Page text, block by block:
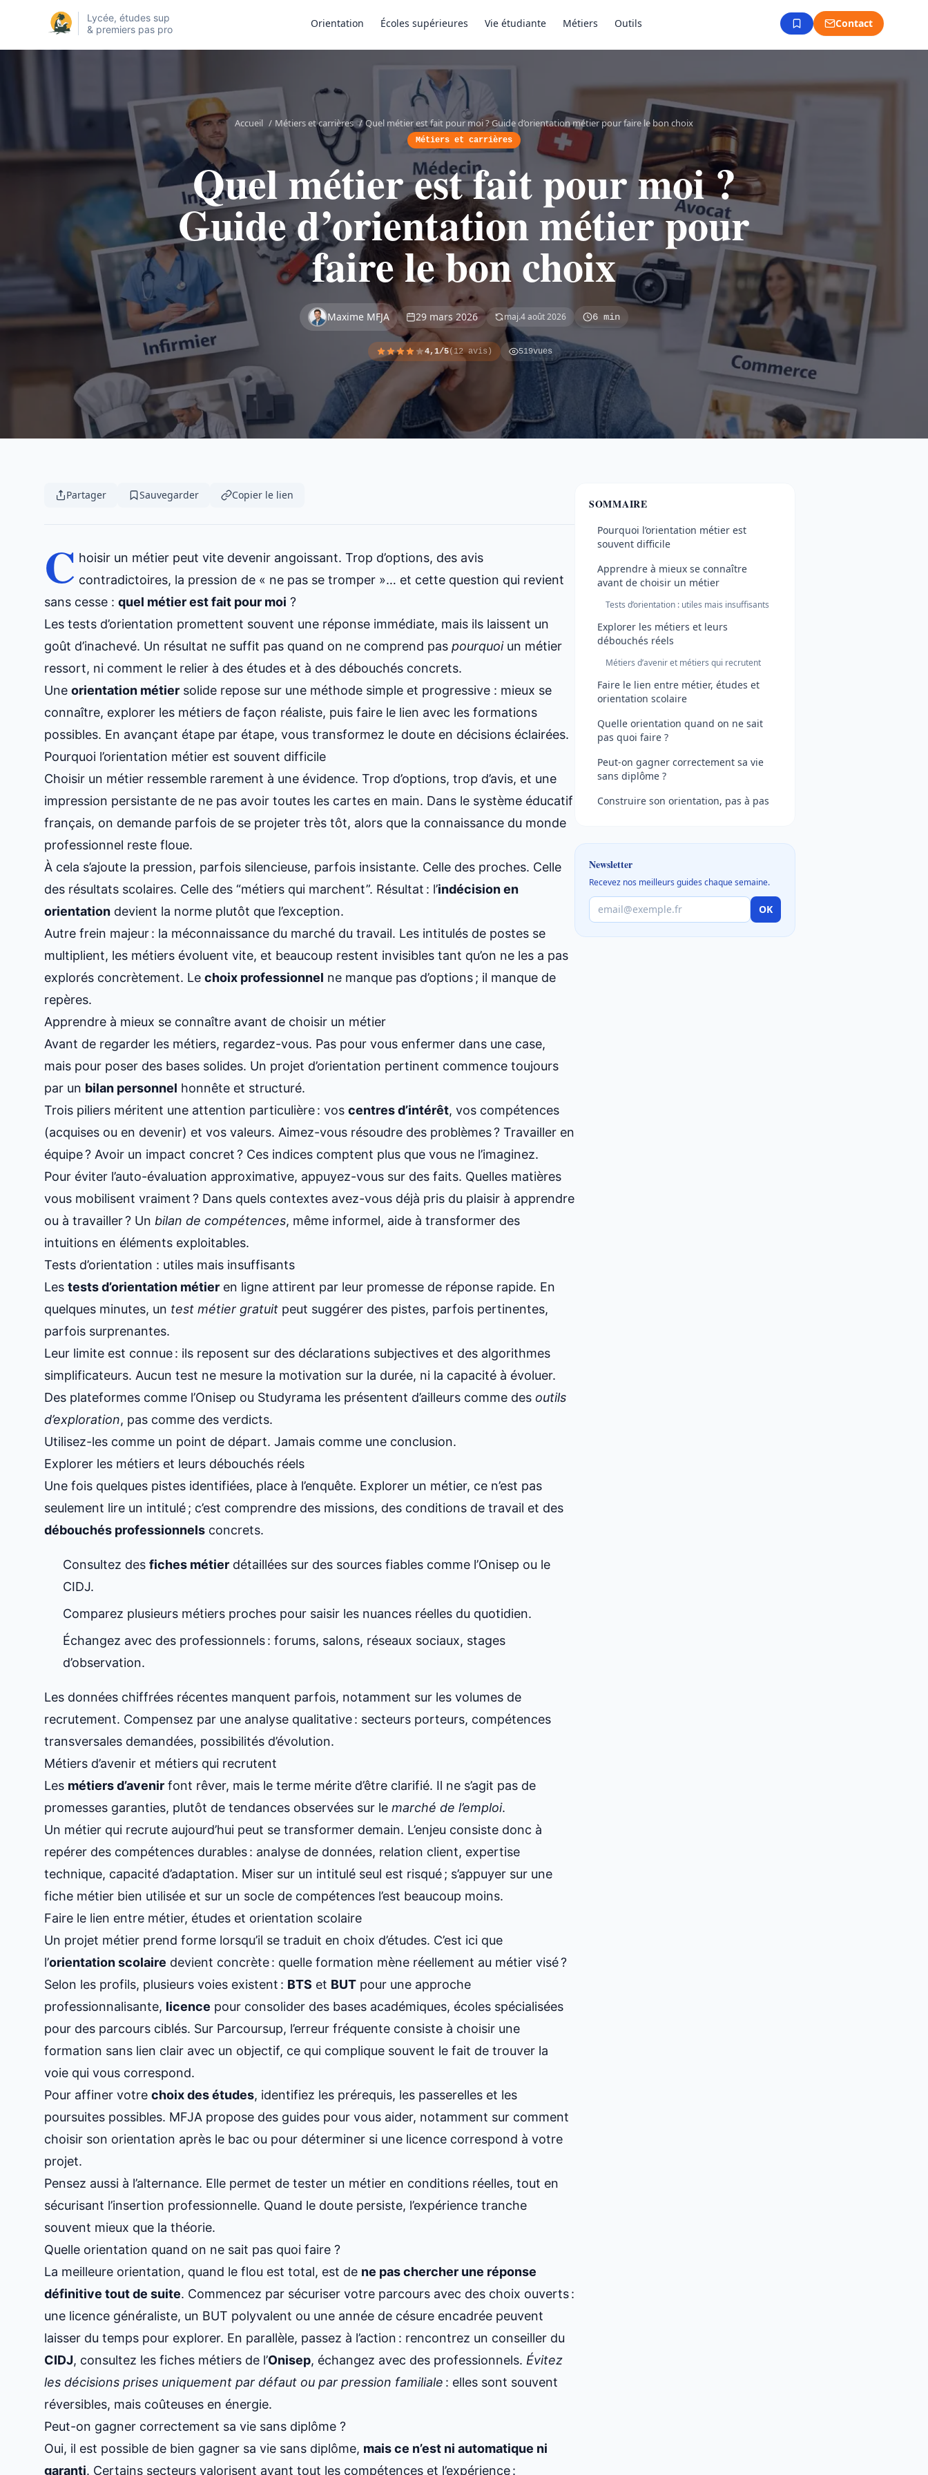
Lycée, études sup
& premiers pas pro
Orientation Écoles supérieures Vie étudiante Métiers Outils Contact
Accueil / Métiers et carrières / Quel métier est fait pour moi ? Guide d’orientation métier pour faire le bon choix
Métiers et carrières
Quel métier est fait pour moi ?
Guide d’orientation métier pour
faire le bon choix
Maxime MFJA 29 mars 2026 maj.4 août 2026 6 min
4,1/5(12 avis) 519vues
Partager Sauvegarder Copier le lien
C hoisir un métier peut vite devenir angoissant. Trop d’options, des avis
contradictoires, la pression de « ne pas se tromper »… et cette question qui revient
sans cesse : quel métier est fait pour moi ?
Les tests d’orientation promettent souvent une réponse immédiate, mais ils laissent un
goût d’inachevé. Un résultat ne suffit pas quand on ne comprend pas pourquoiun métier
ressort, ni comment le relier à des études et à des débouchés concrets.
Une orientation métier solide repose sur une méthode simple et progressive : mieux se
connaître, explorer les métiers de façon réaliste, puis faire le lien avec les formations
possibles. En avançant étape par étape, vous transformez le doute en décisions éclairées.
Pourquoi l’orientation métier est souvent difficile
Choisir un métier ressemble rarement à une évidence. Trop d’options, trop d’avis, et une
impression persistante de ne pas avoir toutes les cartes en main. Dans le système éducatif
français, on demande parfois de se projeter très tôt, alors que la connaissance du monde
professionnel reste floue.
À cela s’ajoute la pression, parfois silencieuse, parfois insistante. Celle des proches. Celle
des résultats scolaires. Celle des “métiers qui marchent”. Résultat : l’indécision en
orientation devient la norme plutôt que l’exception.
Autre frein majeur : la méconnaissance du marché du travail. Les intitulés de postes se
multiplient, les métiers évoluent vite, et beaucoup restent invisibles tant qu’on ne les a pas
explorés concrètement. Le choix professionnel ne manque pas d’options ; il manque de
repères.
Apprendre à mieux se connaître avant de choisir un métier
Avant de regarder les métiers, regardez-vous. Pas pour vous enfermer dans une case,
mais pour poser des bases solides. Un projet d’orientation pertinent commence toujours
par un bilan personnel honnête et structuré.
Trois piliers méritent une attention particulière : vos centres d’intérêt, vos compétences
(acquises ou en devenir) et vos valeurs. Aimez-vous résoudre des problèmes ? Travailler en
équipe ? Avoir un impact concret ? Ces indices comptent plus que vous ne l’imaginez.
Pour éviter l’auto-évaluation approximative, appuyez-vous sur des faits. Quelles matières
vous mobilisent vraiment ? Dans quels contextes avez-vous déjà pris du plaisir à apprendre
ou à travailler ? Un bilan de compétences, même informel, aide à transformer des
intuitions en éléments exploitables.
Tests d’orientation : utiles mais insuffisants
Les tests d’orientation métier en ligne attirent par leur promesse de réponse rapide. En
quelques minutes, un test métier gratuit peut suggérer des pistes, parfois pertinentes,
parfois surprenantes.
Leur limite est connue : ils reposent sur des déclarations subjectives et des algorithmes
simplificateurs. Aucun test ne mesure la motivation sur la durée, ni la capacité à évoluer.
Des plateformes comme l’Onisep ou Studyrama les présentent d’ailleurs comme des outils
d’exploration, pas comme des verdicts.
Utilisez-les comme un point de départ. Jamais comme une conclusion.
Explorer les métiers et leurs débouchés réels
Une fois quelques pistes identifiées, place à l’enquête. Explorer un métier, ce n’est pas
seulement lire un intitulé ; c’est comprendre des missions, des conditions de travail et des
débouchés professionnels concrets.
Consultez des fiches métier détaillées sur des sources fiables comme l’Onisep ou le
CIDJ.
Comparez plusieurs métiers proches pour saisir les nuances réelles du quotidien.
Échangez avec des professionnels : forums, salons, réseaux sociaux, stages
d’observation.
Les données chiffrées récentes manquent parfois, notamment sur les volumes de
recrutement. Compensez par une analyse qualitative : secteurs porteurs, compétences
transversales demandées, possibilités d’évolution.
Métiers d’avenir et métiers qui recrutent
Les métiers d’avenir font rêver, mais le terme mérite d’être clarifié. Il ne s’agit pas de
promesses garanties, plutôt de tendances observées sur le marché de l’emploi.
Un métier qui recrute aujourd’hui peut se transformer demain. L’enjeu consiste donc à
repérer des compétences durables : analyse de données, relation client, expertise
technique, capacité d’adaptation. Miser sur un intitulé seul est risqué ; s’appuyer sur une
fiche métier bien utilisée et sur un socle de compétences l’est beaucoup moins.
Faire le lien entre métier, études et orientation scolaire
Un projet métier prend forme lorsqu’il se traduit en choix d’études. C’est ici que
l’orientation scolaire devient concrète : quelle formation mène réellement au métier visé ?
Selon les profils, plusieurs voies existent : BTS et BUT pour une approche
professionnalisante, licence pour consolider des bases académiques, écoles spécialisées
pour des parcours ciblés. Sur Parcoursup, l’erreur fréquente consiste à choisir une
formation sans lien clair avec un objectif, ce qui complique souvent le fait de trouver la
voie qui vous correspond.
Pour affiner votre choix des études, identifiez les prérequis, les passerelles et les
poursuites possibles. MFJA propose des guides pour vous aider, notamment sur comment
choisir son orientation après le bac ou pour déterminer si une licence correspond à votre
projet.
Pensez aussi à l’alternance. Elle permet de tester un métier en conditions réelles, tout en
sécurisant l’insertion professionnelle. Quand le doute persiste, l’expérience tranche
souvent mieux que la théorie.
Quelle orientation quand on ne sait pas quoi faire ?
La meilleure orientation, quand le flou est total, est de ne pas chercher une réponse
définitive tout de suite. Commencez par sécuriser votre parcours avec des choix ouverts :
une licence généraliste, un BUT polyvalent ou une année de césure encadrée peuvent
laisser du temps pour explorer. En parallèle, passez à l’action : rencontrez un conseiller du
CIDJ, consultez les fiches métiers de l’Onisep, échangez avec des professionnels. Évitez
les décisions prises uniquement par défaut ou par pression familiale : elles sont souvent
réversibles, mais coûteuses en énergie.
Peut-on gagner correctement sa vie sans diplôme ?
Oui, il est possible de bien gagner sa vie sans diplôme, mais ce n’est ni automatique ni
garanti. Certains secteurs valorisent avant tout les compétences et l’expérience :
SOMMAIRE
Pourquoi l’orientation métier est
souvent difficile
Apprendre à mieux se connaître
avant de choisir un métier
Tests d’orientation : utiles mais insuffisants
Explorer les métiers et leurs
débouchés réels
Métiers d’avenir et métiers qui recrutent
Faire le lien entre métier, études et
orientation scolaire
Quelle orientation quand on ne sait
pas quoi faire ?
Peut-on gagner correctement sa vie
sans diplôme ?
Construire son orientation, pas à pas
Newsletter
Recevez nos meilleurs guides chaque semaine.
OK